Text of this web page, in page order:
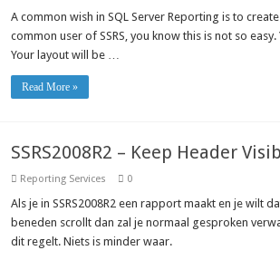
A common wish in SQL Server Reporting is to
common user of SSRS, you know this is not so
Your layout will be …
Read More »
SSRS2008R2 – Keep Header
Reporting Services 0
Als je in SSRS2008R2 een rapport maakt en je wilt
beneden scrollt dan zal je normaal gesproken
dit regelt. Niets is minder waar.